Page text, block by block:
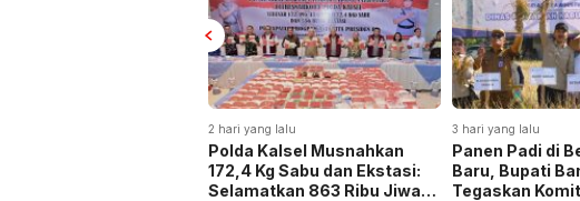
2 hari yang lalu
Polda Kalsel Musnahkan
172,4 Kg Sabu dan Ekstasi:
Selamatkan 863 Ribu Jiwa
3 hari yang lalu
Panen Padi di
Baru, Bupati
Tegaskan